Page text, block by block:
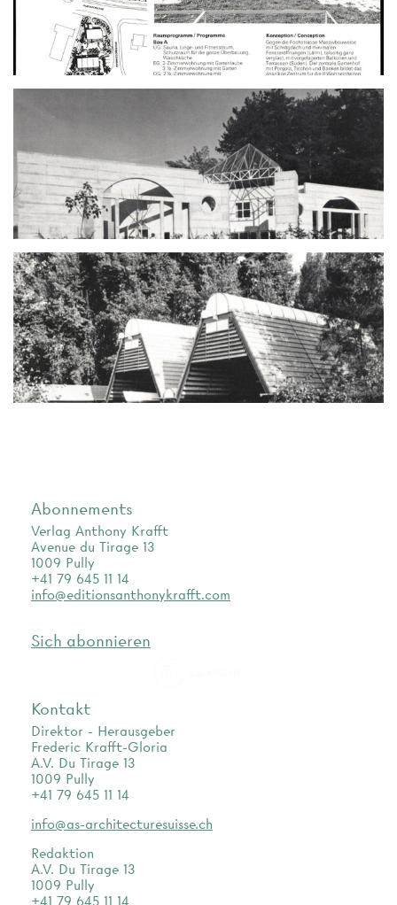
Abonnements
Verlag Anthony Krafft
Avenue du Tirage 13
1009 Pully
+41 79 645 11 14
info@editionsanthonykrafft.com
Sich abonnieren
Kontakt
Direktor - Herausgeber
Frederic Krafft-Gloria
A.V. Du Tirage 13
1009 Pully
+41 79 645 11 14
info@as-architecturesuisse.ch
Redaktion
A.V. Du Tirage 13
1009 Pully
+41 79 645 11 14